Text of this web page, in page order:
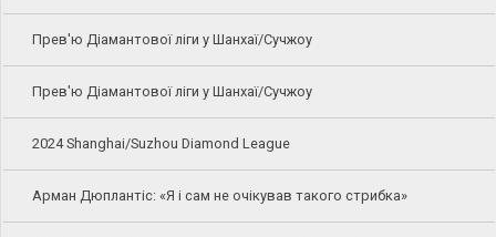
Прев'ю Діамантової ліги у Шанхаї/Сучжоу
Прев'ю Діамантової ліги у Шанхаї/Сучжоу
2024 Shanghai/Suzhou Diamond League
Арман Дюплантіс: «Я і сам не очікував такого стрибка»